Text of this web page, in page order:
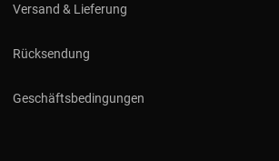
Versand & Lieferung
Rücksendung
Geschäftsbedingungen